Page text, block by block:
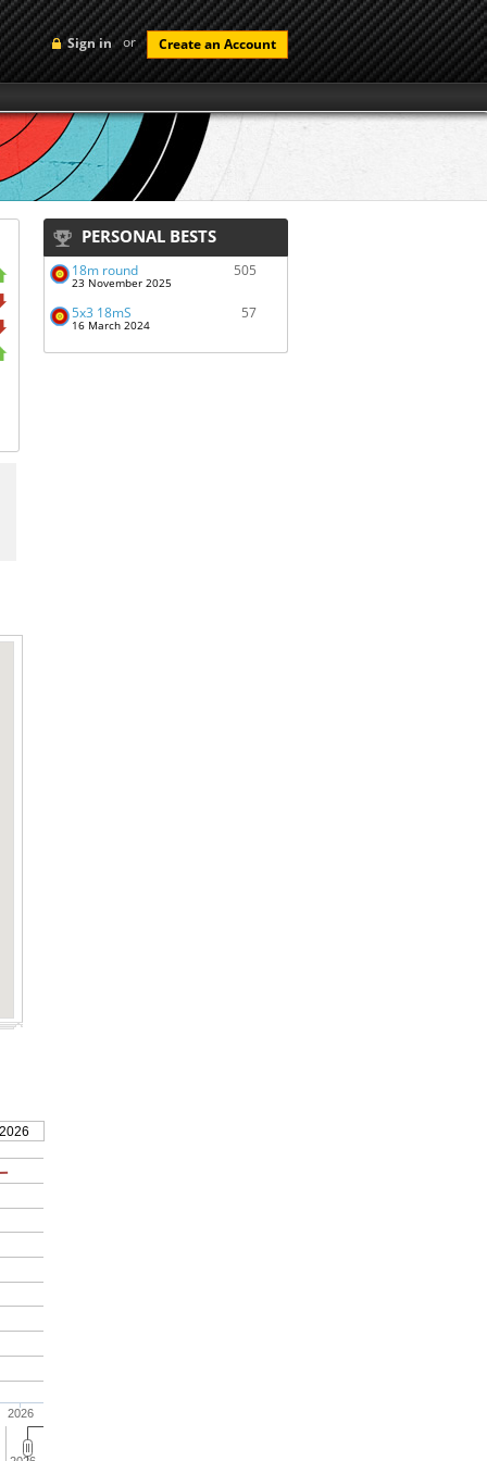
Sign in or Create an Account
2026
PERSONAL BESTS
18m round
23 November 2025
505
5x3 18mS
16 March 2024
57